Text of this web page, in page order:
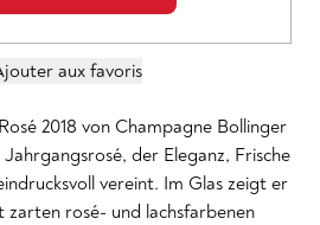
aux favoris
2018 von Champagne Bollinger
der Eleganz, Frische
vereint. Im Glas zeigt er
zarten rosé- und lachsfarbenen